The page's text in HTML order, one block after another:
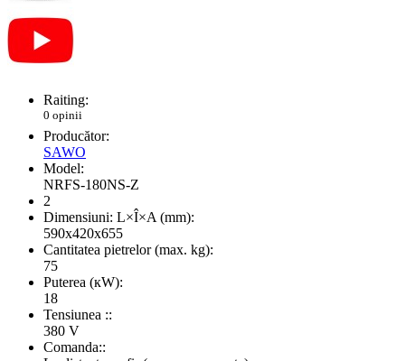
Raiting:
0 opinii
Producător:
SAWO
Model:
NRFS-180NS-Z
2
Dimensiuni: L×Î×A (mm):
590x420x655
Cantitatea pietrelor (max. kg):
75
Puterea (кW):
18
Tensiunea ::
380 V
Comanda::